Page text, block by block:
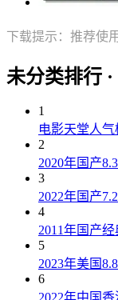
下载提示：推荐使用
未分类排行
1
电影天堂人
2
2020年国产
3
2022年国产
4
2011年国产
5
2023年美国
6